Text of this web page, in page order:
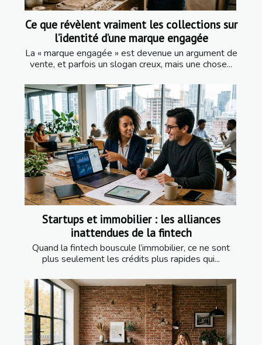
Ce que révèlent vraiment les collections sur
l’identité d’une marque engagée
La « marque engagée » est devenue un argument de
vente, et parfois un slogan creux, mais une chose...
Startups et immobilier : les alliances
inattendues de la fintech
Quand la fintech bouscule l’immobilier, ce ne sont
plus seulement les crédits plus rapides qui...